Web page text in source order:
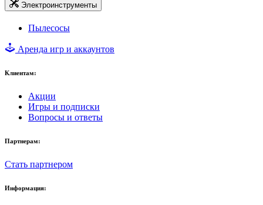
Электроинструменты
Пылесосы
Аренда игр и аккаунтов
Клиентам:
Акции
Игры и подписки
Вопросы и ответы
Партнерам:
Стать партнером
Информация: